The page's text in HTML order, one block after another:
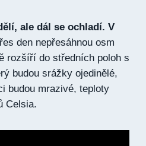
ale dál se ochladí. V
den nepřesáhnou osm
rozšíří do středních poloh s
budou srážky ojedinělé,
budou mrazivé, teploty
Celsia.